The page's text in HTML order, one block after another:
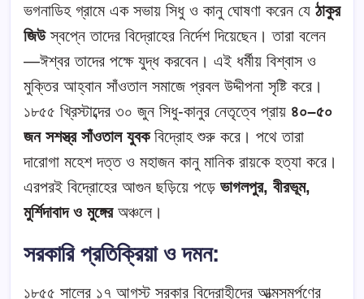
ভগনাডিহ গ্রামে এক সভায় সিধু ও কানু ঘোষণা করেন যে ঠাকুর
জিউস্বপ্নে তাদের বিদ্রোহের নির্দেশ দিয়েছেন। তারা বলেন
—ঈশ্বর তাদের পক্ষে যুদ্ধ করবেন। এই ধর্মীয় বিশ্বাস ও
মুক্তির আহ্বান সাঁওতাল সমাজে প্রবল উদ্দীপনা সৃষ্টি করে।
১৮৫৫ খ্রিস্টাব্দের ৩০ জুন সিধু-কানুর নেতৃত্বে প্রায় ৪০–৫০
জন সশস্ত্র সাঁওতাল যুবকবিদ্রোহ শুরু করে। পথে তারা
দারোগা মহেশ দত্ত ও মহাজন কানু মানিক রায়কে হত্যা করে।
এরপরই বিদ্রোহের আগুন ছড়িয়ে পড়ে ভাগলপুর, বীরভূম,
মুর্শিদাবাদ ও মুঙ্গেরঅঞ্চলে।
সরকারি প্রতিক্রিয়া ও দমন:
১৮৫৫ সালের ১৭ আগস্ট সরকার বিদ্রোহীদের আত্মসমর্পণের